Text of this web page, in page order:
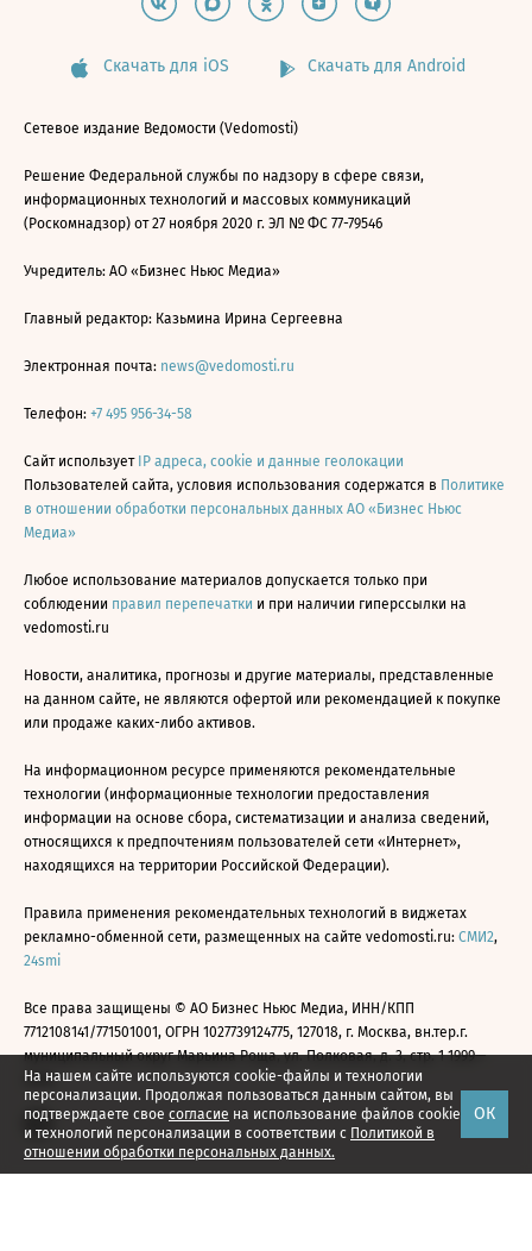
На нашем сайте используются cookie-файлы и технологии
персонализации. Продолжая пользоваться данным сайтом, вы
подтверждаете свое согласие на использование файлов cookie
и технологий персонализации в соответствии с Политикой в
отношении обработки персональных данных.
ОК
Скачать для iOS Скачать для Android
Сетевое издание Ведомости (Vedomosti)
Решение Федеральной службы по надзору в сфере связи,
информационных технологий и массовых коммуникаций
(Роскомнадзор) от 27 ноября 2020 г. ЭЛ № ФС 77-79546
Учредитель: АО «Бизнес Ньюс Медиа»
Главный редактор: Казьмина Ирина Сергеевна
Электронная почта: news@vedomosti.ru
Телефон: +7 495 956-34-58
Сайт использует IP адреса, cookie и данные геолокации
Пользователей сайта, условия использования содержатся в Политике
в отношении обработки персональных данных АО «Бизнес Ньюс
Медиа»
Любое использование материалов допускается только при
соблюдении правил перепечатки и при наличии гиперссылки на
vedomosti.ru
Новости, аналитика, прогнозы и другие материалы, представленные
на данном сайте, не являются офертой или рекомендацией к покупке
или продаже каких-либо активов.
На информационном ресурсе применяются рекомендательные
технологии (информационные технологии предоставления
информации на основе сбора, систематизации и анализа сведений,
относящихся к предпочтениям пользователей сети «Интернет»,
находящихся на территории Российской Федерации).
Правила применения рекомендательных технологий в виджетах
рекламно-обменной сети, размещенных на сайте vedomosti.ru: СМИ2,
24smi
Все права защищены © АО Бизнес Ньюс Медиа, ИНН/КПП
7712108141/771501001, ОГРН 1027739124775, 127018, г. Москва, вн.тер.г.
муниципальный округ Марьина Роща, ул. Полковая, д. 3, стр. 1 1999—
2026